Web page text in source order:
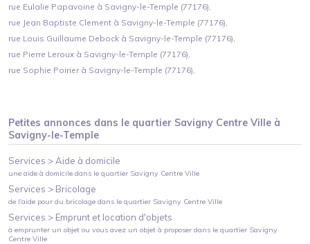
rue Eulalie Papavoine à Savigny-le-Temple (77176),
rue Jean Baptiste Clement à Savigny-le-Temple (77176),
rue Louis Guillaume Debock à Savigny-le-Temple (77176),
rue Pierre Leroux à Savigny-le-Temple (77176),
rue Sophie Poirier à Savigny-le-Temple (77176),
Petites annonces dans le quartier Savigny Centre Ville à
Savigny-le-Temple
Services > Aide à domicile
une aide à domicile dans le quartier Savigny Centre Ville
Services > Bricolage
de l'aide pour du bricolage dans le quartier Savigny Centre Ville
Services > Emprunt et location d'objets
à emprunter un objet ou vous avez un objet à proposer dans le quartier Savigny
Centre Ville